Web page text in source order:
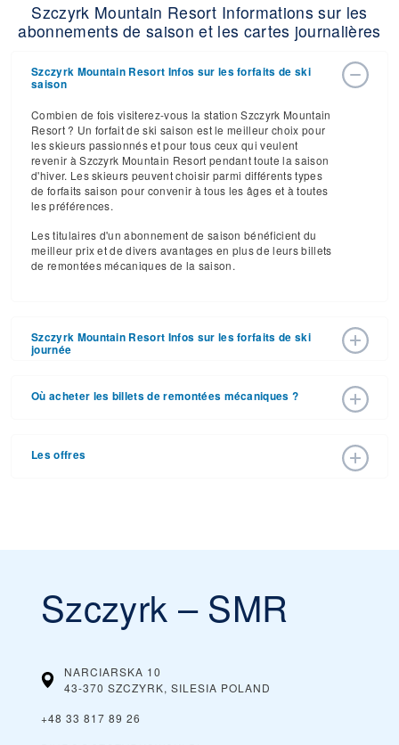
Szczyrk Mountain Resort Informations sur les
abonnements de saison et les cartes journalières
Szczyrk Mountain Resort Infos sur les forfaits de ski
saison
Combien de fois visiterez-vous la station Szczyrk Mountain
Resort ? Un forfait de ski saison est le meilleur choix pour
les skieurs passionnés et pour tous ceux qui veulent
revenir à Szczyrk Mountain Resort pendant toute la saison
d'hiver. Les skieurs peuvent choisir parmi différents types
de forfaits saison pour convenir à tous les âges et à toutes
les préférences.
Les titulaires d'un abonnement de saison bénéficient du
meilleur prix et de divers avantages en plus de leurs billets
de remontées mécaniques de la saison.
Szczyrk Mountain Resort Infos sur les forfaits de ski
journée
remontée pour la saison de ski 2026 – 2027 avec une date
Où acheter les billets de remontées mécaniques ?
station. Pour obtenir des informations détaillées, appelez
Les offres
Szczyrk – SMR
NARCIARSKA 10
43-370 SZCZYRK, SILESIA POLAND
+48 33 817 89 26